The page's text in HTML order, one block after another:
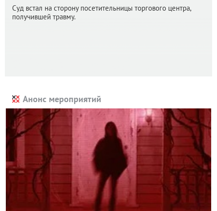
Суд встал на сторону посетительницы торгового центра,
получившей травму.
Анонс мероприятий